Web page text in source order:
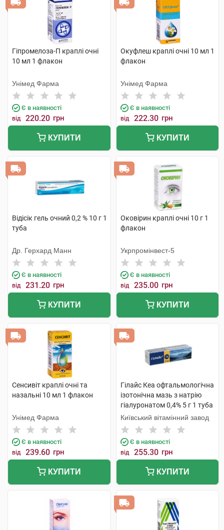
Гіпромелоза-П краплі очні
10 мл 1 флакон
Унімед Фарма
Є в наявності
від 220.20 грн
КУПИТИ
Окуфлеш краплі очні 10 мл 1
флакон
Унімед Фарма
Є в наявності
від 222.30 грн
КУПИТИ
Відісік гель очний 0,2 % 10 г 1
туба
Др. Герхард Манн
Є в наявності
від 231.20 грн
КУПИТИ
Оковірин краплі очні 10 г 1
флакон
Укрпромінвест-5
Є в наявності
від 235.00 грн
КУПИТИ
Сенсивіт краплі очні та
назальні 10 мл 1 флакон
Унімед Фарма
Є в наявності
від 239.60 грн
КУПИТИ
Гілайс Кеа офтальмологічна
ізотонічна мазь з натрію
гіалуронатом 0,4% 5 г 1 туба
Київський вітамінний завод
Є в наявності
від 255.30 грн
КУПИТИ